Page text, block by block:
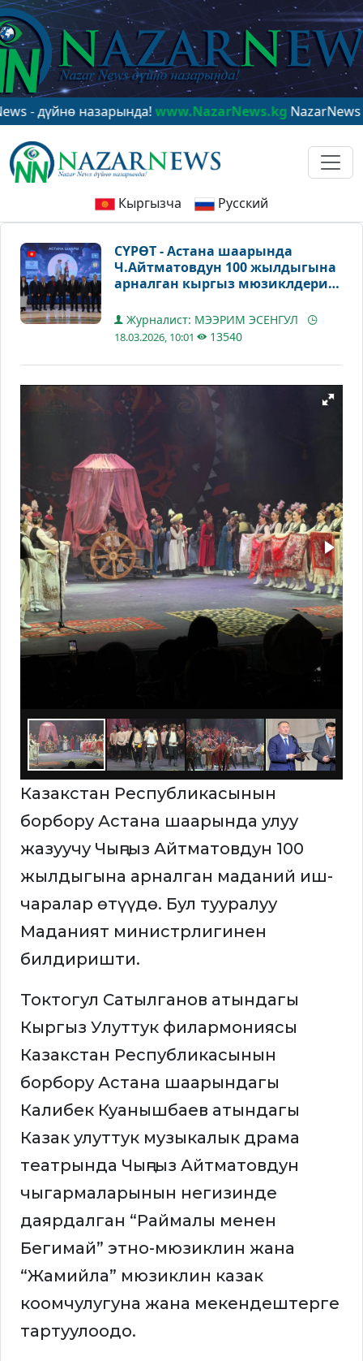
назарында!www.NazarNews.kgNazarNews - в
Кыргызча Русский
СҮРӨТ - Астана шаарында
Ч.Айтматовдун 100 жылдыгына
арналган кыргыз мюзиклдери
Журналист: МЭЭРИМ ЭСЕНГУЛ
18.03.2026, 10:01 13540
Казакстан Республикасынын
борбору Астана шаарында улуу
жазуучу Чыңгыз Айтматовдун 100
жылдыгына арналган маданий иш-
чаралар өтүүдө. Бул тууралуу
Маданият министрлигинен
билдиришти.
Токтогул Сатылганов атындагы
Кыргыз Улуттук филармониясы
Казакстан Республикасынын
борбору Астана шаарындагы
Калибек Куанышбаев атындагы
Казак улуттук музыкалык драма
театрында Чыңгыз Айтматовдун
чыгармаларынын негизинде
даярдалган “Раймалы менен
Бегимай” этно-мюзиклин жана
“Жамийла” мюзиклин казак
коомчулугуна жана мекендештерге
тартуулоодо.